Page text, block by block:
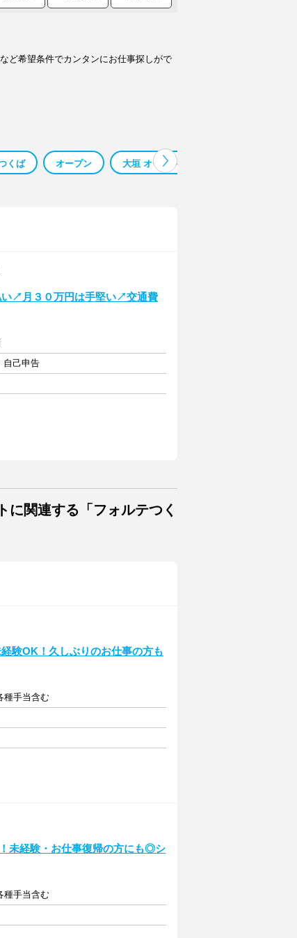
ど希望条件でカンタンにお仕事探しがで
くば オープン 大垣 オープン
い↗月３０万円は手堅い↗交通費
自己申告
に関連する「フォルテつく
験OK！久しぶりのお仕事の方も
手当含む
未経験・お仕事復帰の方にも◎シ
手当含む